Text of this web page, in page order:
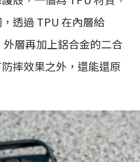
透過 TPU 在內層給
層再加上鋁合金的二合
摔效果之外，還能還原